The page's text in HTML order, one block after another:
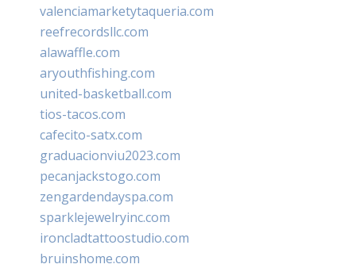
valenciamarketytaqueria.com
reefrecordsllc.com
alawaffle.com
aryouthfishing.com
united-basketball.com
tios-tacos.com
cafecito-satx.com
graduacionviu2023.com
pecanjackstogo.com
zengardendayspa.com
sparklejewelryinc.com
ironcladtattoostudio.com
bruinshome.com